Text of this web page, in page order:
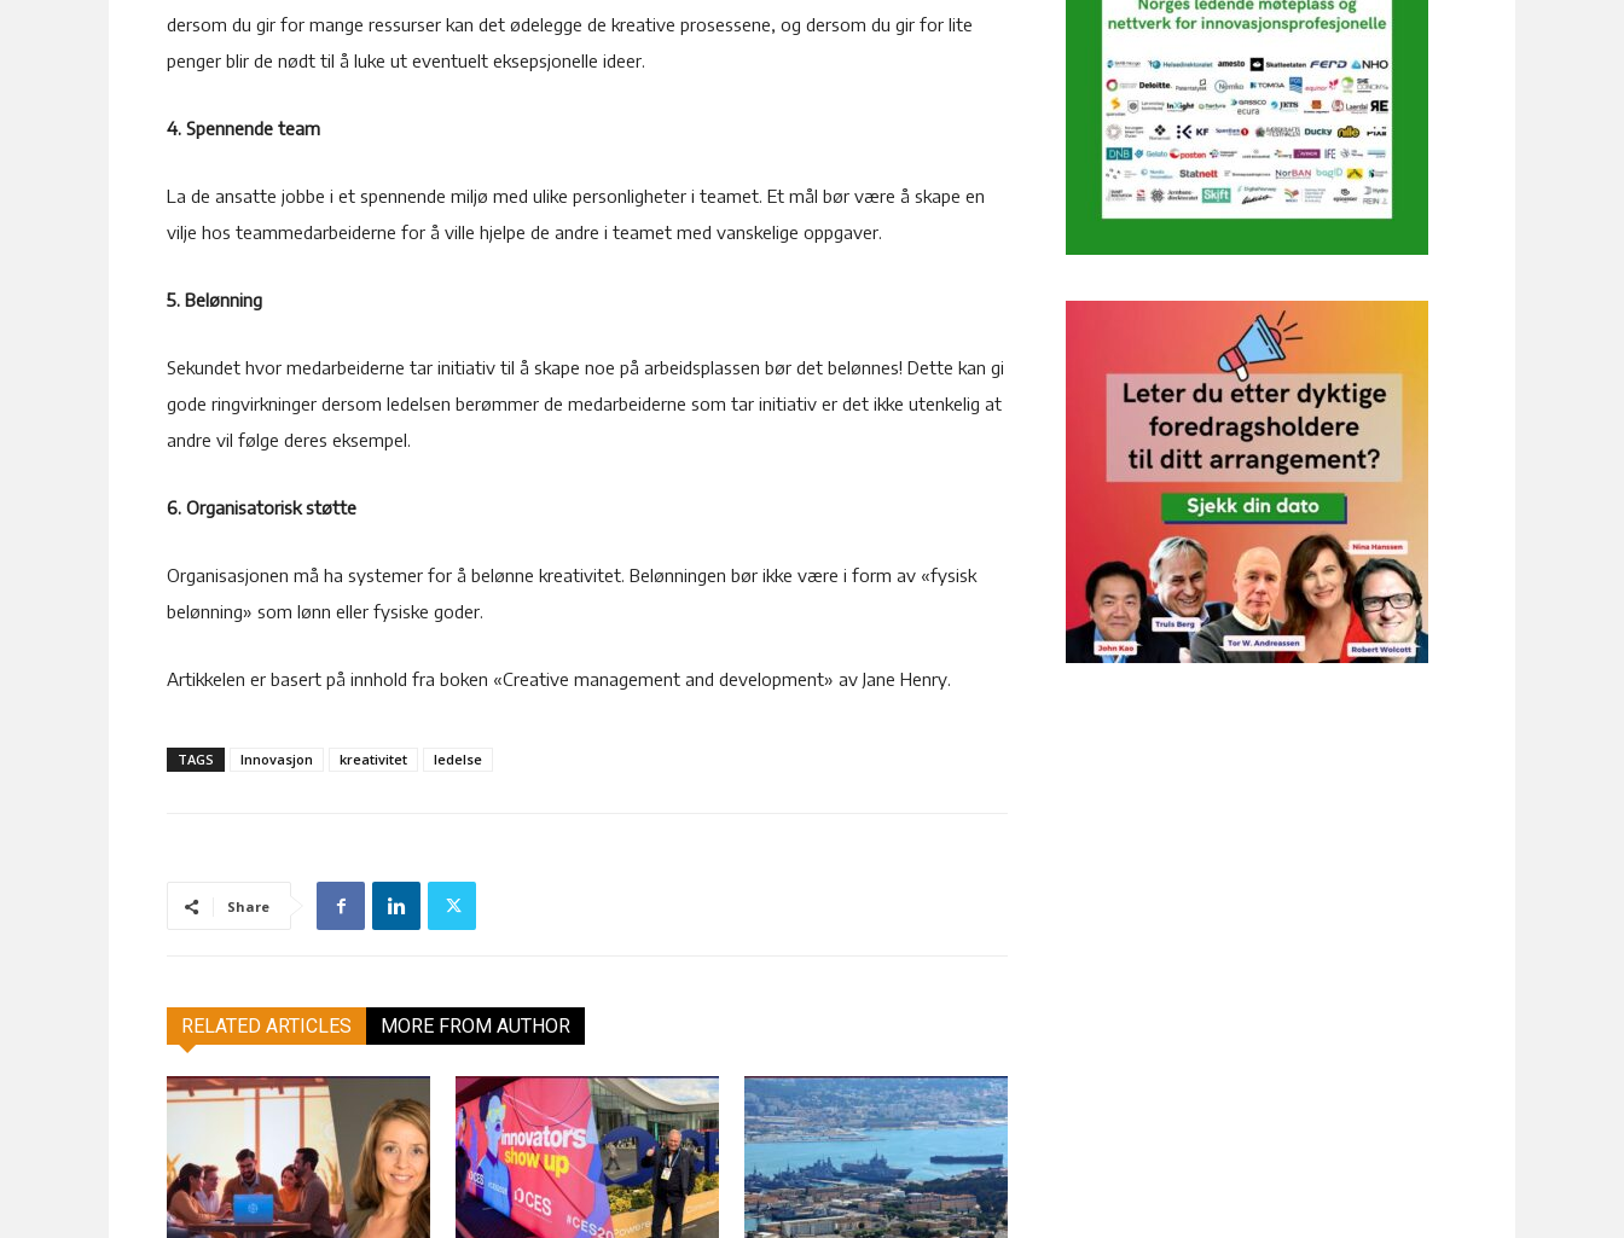
dersom du gir for mange ressurser kan det ødelegge de kreative prosessene, og dersom du gir for lite
penger blir de nødt til å luke ut eventuelt eksepsjonelle ideer.
4. Spennende team
La de ansatte jobbe i et spennende miljø med ulike personligheter i teamet. Et mål bør være å skape en
vilje hos teammedarbeiderne for å ville hjelpe de andre i teamet med vanskelige oppgaver.
5. Belønning
Sekundet hvor medarbeiderne tar initiativ til å skape noe på arbeidsplassen bør det belønnes! Dette kan gi
gode ringvirkninger dersom ledelsen berømmer de medarbeiderne som tar initiativ er det ikke utenkelig at
andre vil følge deres eksempel.
6. Organisatorisk støtte
Organisasjonen må ha systemer for å belønne kreativitet. Belønningen bør ikke være i form av «fysisk
belønning» som lønn eller fysiske goder.
Artikkelen er basert på innhold fra boken «Creative management and development» av Jane Henry.
TAGS Innovasjon kreativitet ledelse
Share
RELATED ARTICLES MORE FROM AUTHOR